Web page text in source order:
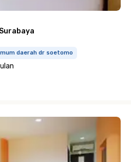
daerah dr soetomo